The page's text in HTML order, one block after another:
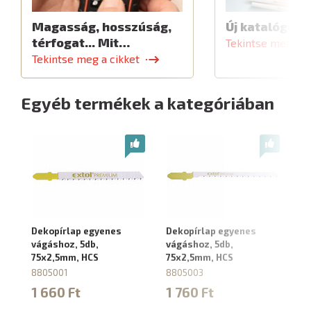
Magasság, hosszúság,
térfogat... Mit…
Tekintse meg a cikket
Új katalógus
Tekintse meg a
Egyéb termékek a kategóriában
Dekopírlap egyenes
vágáshoz, 5db,
75x2,5mm, HCS
8805001
1 660 Ft
Dekopírlap egyenes
vágáshoz, 5db,
75x2,5mm, HCS
8805003
1 760 Ft